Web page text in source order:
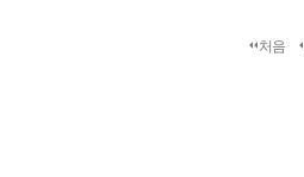
처음